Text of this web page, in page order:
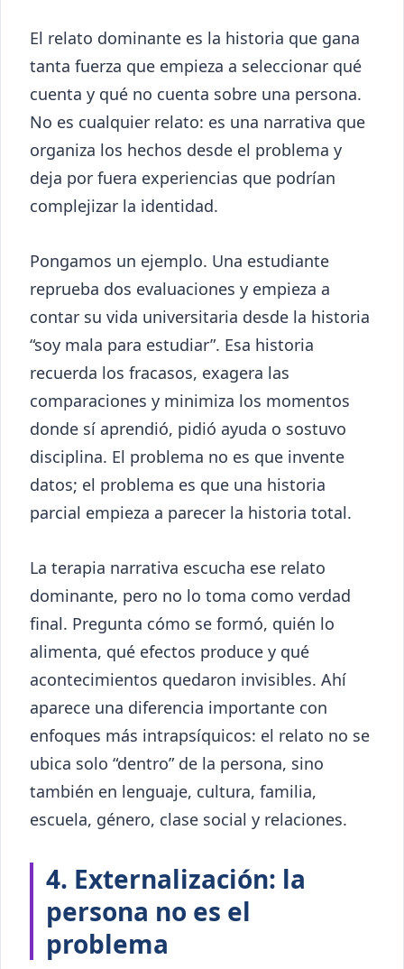
El relato dominante es la historia que gana
tanta fuerza que empieza a seleccionar qué
cuenta y qué no cuenta sobre una persona.
No es cualquier relato: es una narrativa que
organiza los hechos desde el problema y
deja por fuera experiencias que podrían
complejizar la identidad.
Pongamos un ejemplo. Una estudiante
reprueba dos evaluaciones y empieza a
contar su vida universitaria desde la historia
“soy mala para estudiar”. Esa historia
recuerda los fracasos, exagera las
comparaciones y minimiza los momentos
donde sí aprendió, pidió ayuda o sostuvo
disciplina. El problema no es que invente
datos; el problema es que una historia
parcial empieza a parecer la historia total.
La terapia narrativa escucha ese relato
dominante, pero no lo toma como verdad
final. Pregunta cómo se formó, quién lo
alimenta, qué efectos produce y qué
acontecimientos quedaron invisibles. Ahí
aparece una diferencia importante con
enfoques más intrapsíquicos: el relato no se
ubica solo “dentro” de la persona, sino
también en lenguaje, cultura, familia,
escuela, género, clase social y relaciones.
4. Externalización: la
persona no es el
problema